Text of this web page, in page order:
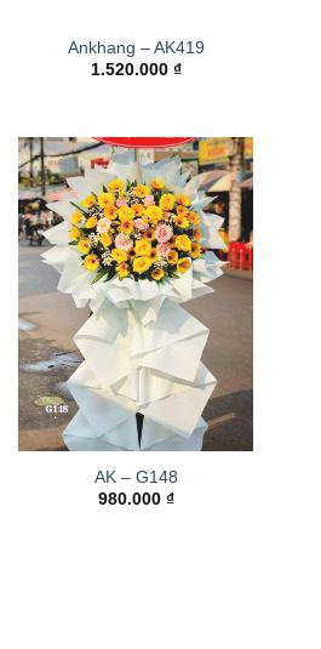
Ankhang – AK419
1.520.000 ₫
AK – G148
980.000 ₫